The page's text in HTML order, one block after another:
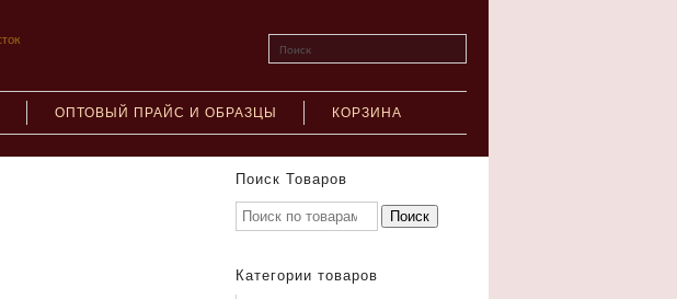
Поиск
ОПТОВЫЙ ПРАЙС И ОБРАЗЦЫ КОРЗИНА
Поиск Товаров
Поиск
Категории товаров